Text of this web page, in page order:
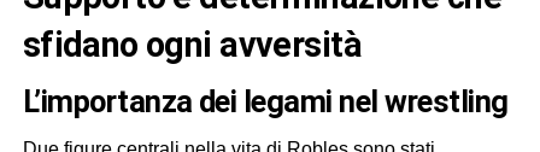
sfidano ogni avversità
L’importanza dei legami nel wrestling